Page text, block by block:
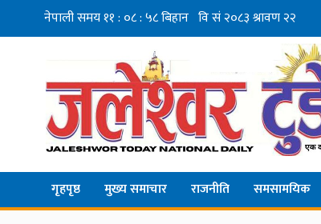
गृहपृष्ठ मुख्य समाचार राजनीति समसामयिक